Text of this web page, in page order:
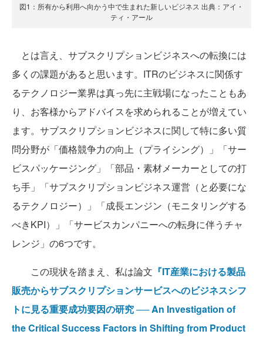
図1：所有から利用へ向かう中で生まれた新しいビジネス 出典：アイ・
ティ・アール
とは言え、サブスクリプションビジネスへの転換には
多くの課題があると思います。ITRのビジネスに関係す
るテクノロジー業界は真っ先に主戦場になったこともあ
り、お客様からアドバイスを求められることが増えてい
ます。サブスクリプションビジネスに関して特に多い質
問分野が「価格競争力の向上（プライシング）」「サー
ビスパッケージング」「部品・素材メーカーとしての打
ち手」「サブスクリプションビジネス運営（と必要にな
るテクノロジー）」「成長エンジン（モニタリングする
べきKPI）」「サービスカンパニーへの転身に伴うチャ
レンジ」の6つです。
この現状を踏まえ、私は論文 『IT産業における製品
販売からサブスクリプションサービスへのビジネスシフ
トに見る重要成功要因の研究 ── An Investigation of
the Critical Success Factors in Shifting from Product